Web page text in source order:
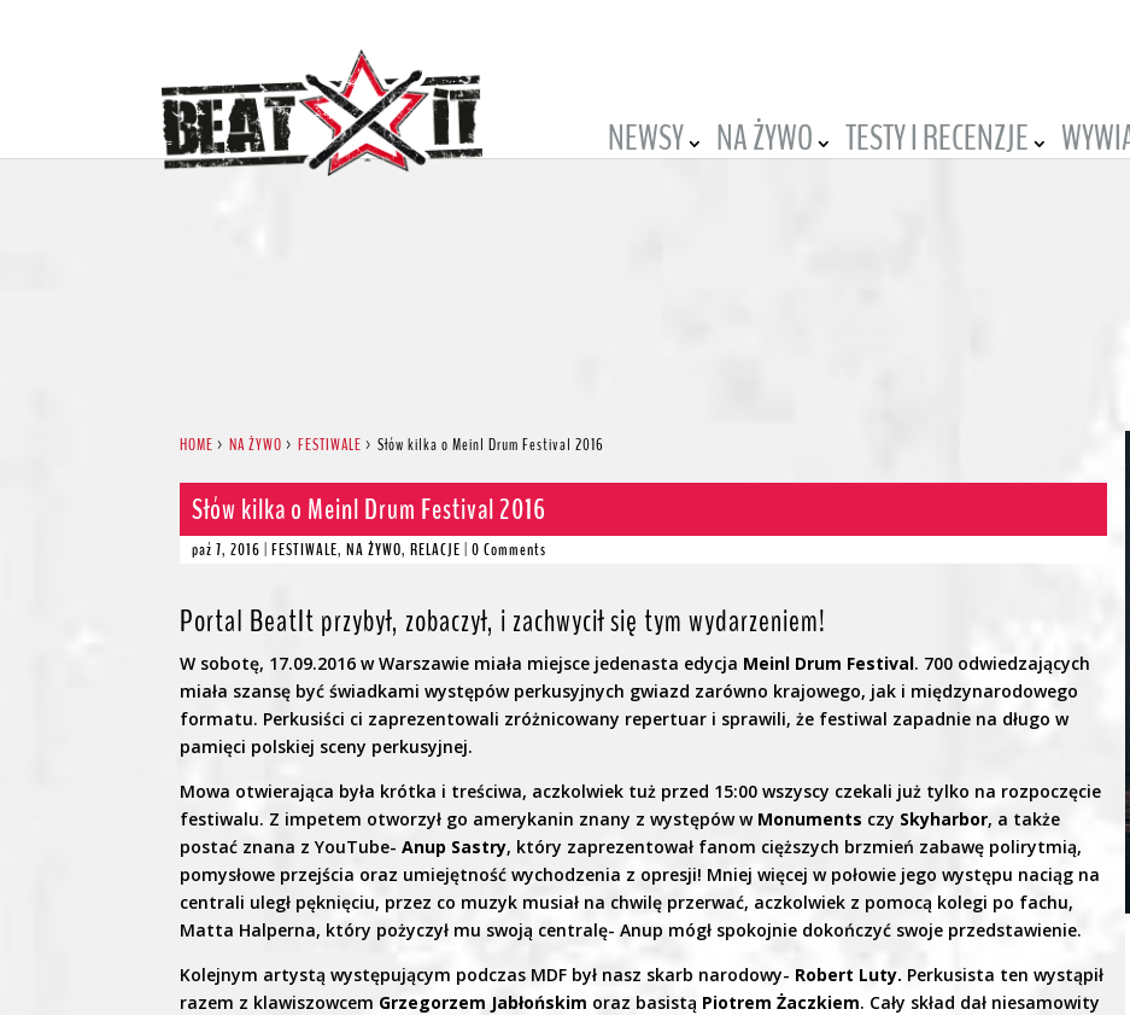
NEWSY NA ŻYWO TESTY I RECENZJE
HOME >NA ŻYWO >FESTIWALE >Słów kilka o Meinl Drum Festival 2016
Słów kilka o Meinl Drum Festival 2016
paź 7, 2016 |FESTIWALE,NA ŻYWO,RELACJE |0 Comments
Portal BeatIt przybył, zobaczył, i zachwycił się tym wydarzeniem!
W sobotę, 17.09.2016 w Warszawie miała miejsce jedenasta edycja Meinl Drum Festival. 700 odwiedzających
miała szansę być świadkami występów perkusyjnych gwiazd zarówno krajowego, jak i międzynarodowego
formatu. Perkusiści ci zaprezentowali zróżnicowany repertuar i sprawili, że festiwal zapadnie na długo w
pamięci polskiej sceny perkusyjnej.
Mowa otwierająca była krótka i treściwa, aczkolwiek tuż przed 15:00 wszyscy czekali już tylko na rozpoczęcie
festiwalu. Z impetem otworzył go amerykanin znany z występów w Monuments czy Skyharbor, a także
postać znana z YouTube-Anup Sastry, który zaprezentował fanom cięższych brzmień zabawę polirytmią,
pomysłowe przejścia oraz umiejętność wychodzenia z opresji! Mniej więcej w połowie jego występu naciąg na
centrali uległ pęknięciu, przez co muzyk musiał na chwilę przerwać, aczkolwiek z pomocą kolegi po fachu,
Matta Halperna, który pożyczył mu swoją centralę- Anup mógł spokojnie dokończyć swoje przedstawienie.
Kolejnym artystą występującym podczas MDF był nasz skarb narodowy- Robert Luty. Perkusista ten wystąpił
razem z klawiszowcem Grzegorzem Jabłońskim oraz basistą Piotrem Żaczkiem. Cały skład dał niesamowity